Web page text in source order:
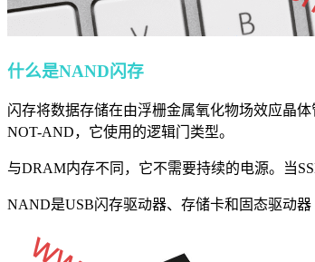
什么是NAND闪存
闪存将数据存储在由浮栅金属氧化物场效应晶
NOT-AND，它使用的逻辑门类型。
与DRAM内存不同，它不需要持续的电源。当
NAND是USB闪存驱动器、存储卡和固态驱动